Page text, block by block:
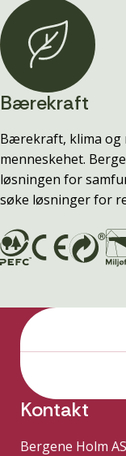
Bærekraft
Bærekraft, klima og
menneskehet.
løsningen for
søke løsninger for
Kontakt
Bergene Holm AS